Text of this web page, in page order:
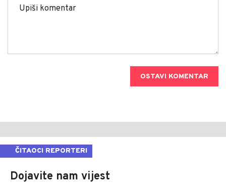
OSTAVI KOMENTAR
ČITAOCI REPORTERI
Dojavite nam vijest